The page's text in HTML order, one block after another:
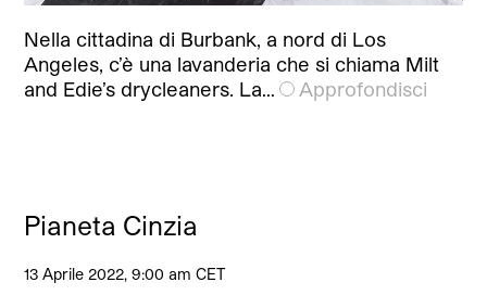
Nella cittadina di Burbank, a nord di Los
Angeles, c’è una lavanderia che si chiama Milt
and Edie’s drycleaners. La…
Approfondisci
Pianeta Cinzia
13 Aprile 2022, 9:00 am CET